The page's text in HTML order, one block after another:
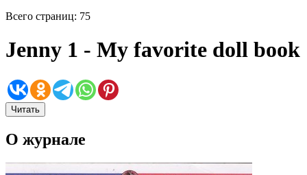
Всего страниц: 75
Jenny 1 - My favorite doll book
Читать
О журнале